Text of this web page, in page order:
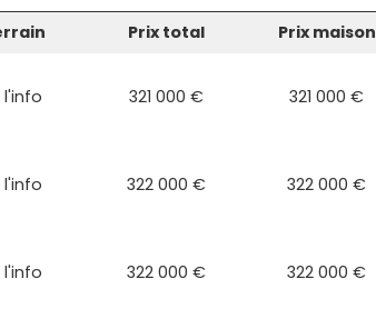
Prix total Prix maison
l'info 321 000 € 321 000 €
l'info 322 000 € 322 000 €
l'info 322 000 € 322 000 €